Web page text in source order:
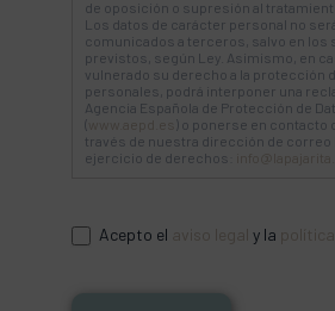
de oposición o supresión al
Los datos de carácter personal no
comunicados a terceros, salvo en los
previstos, según Ley. Asimismo, en
vulnerado su derecho a la protección
personales, podrá interponer una
Agencia Española de Protección de
(
) o ponerse en contacto
través de nuestra dirección de correo
ejercicio de derechos:
Acepto el y la